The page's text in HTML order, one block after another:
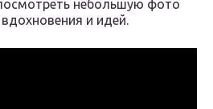
небольшую фото
и идей.